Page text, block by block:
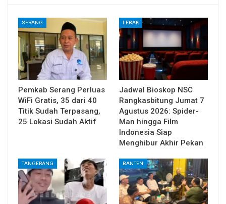
SERANG
Pemkab Serang Perluas
WiFi Gratis, 35 dari 40
Titik Sudah Terpasang,
25 Lokasi Sudah Aktif
LEBAK
Jadwal Bioskop NSC
Rangkasbitung Jumat 7
Agustus 2026: Spider-
Man hingga Film
Indonesia Siap
Menghibur Akhir Pekan
TANGERANG BANTEN